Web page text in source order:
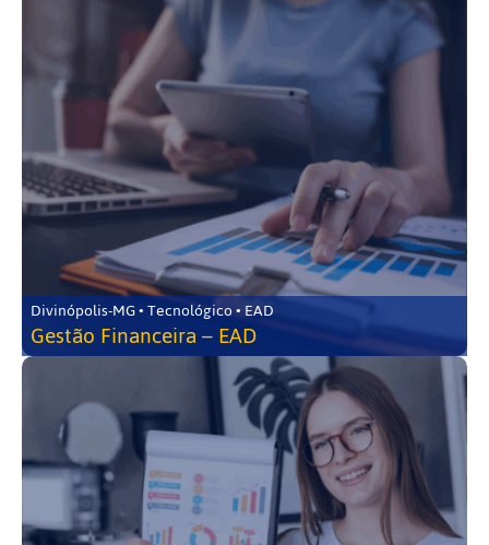
Divinópolis-MG • Tecnológico • EAD
Gestão Financeira – EAD